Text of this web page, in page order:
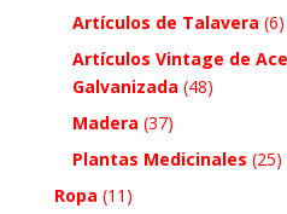
Artículos de Talavera (6)
Artículos Vintage de
Galvanizada (48)
Madera (37)
Plantas Medicinales (25)
Ropa (11)